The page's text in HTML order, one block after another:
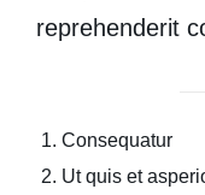
reprehenderit
Consequatur
Ut quis et